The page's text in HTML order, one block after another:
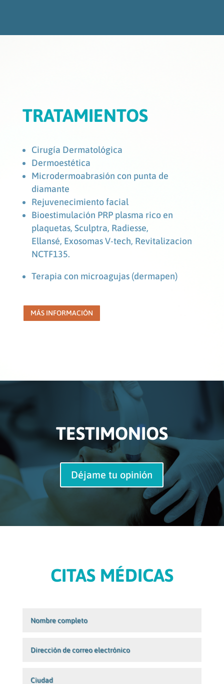
TRATAMIENTOS
Cirugía Dermatológica
Dermoestética
Microdermoabrasión con punta de
diamante
Rejuvenecimiento facial
Bioestimulación PRP plasma rico en
plaquetas, Sculptra, Radiesse,
Ellansé, Exosomas V-tech, Revitalizacion
NCTF135.
Terapia con microagujas (dermapen)
MÁS INFORMACIÓN
TESTIMONIOS
Déjame tu opinión
CITAS MÉDICAS